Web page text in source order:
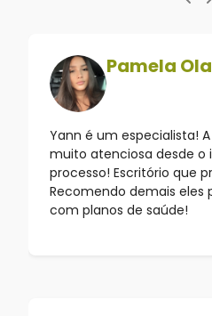
Pamela
Yann é um especialista!
muito atenciosa desde o
processo! Escritório que
Recomendo demais eles
com planos de saúde!